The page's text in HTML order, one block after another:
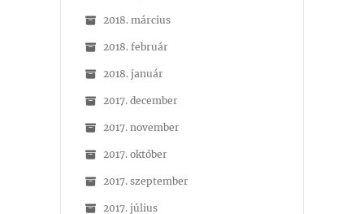
2018. március
2018. február
2018. január
2017. december
2017. november
2017. október
2017. szeptember
2017. július